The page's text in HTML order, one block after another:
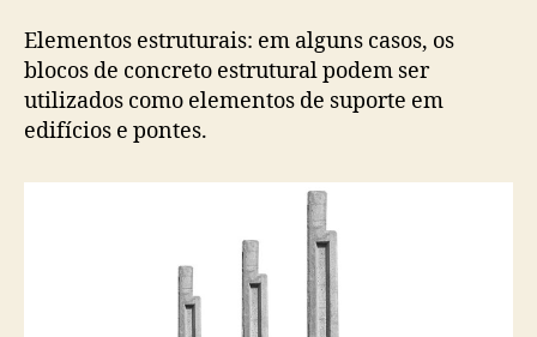
Elementos estruturais: em alguns casos, os
blocos de concreto estrutural podem ser
utilizados ​​como elementos de suporte em
edifícios e pontes.